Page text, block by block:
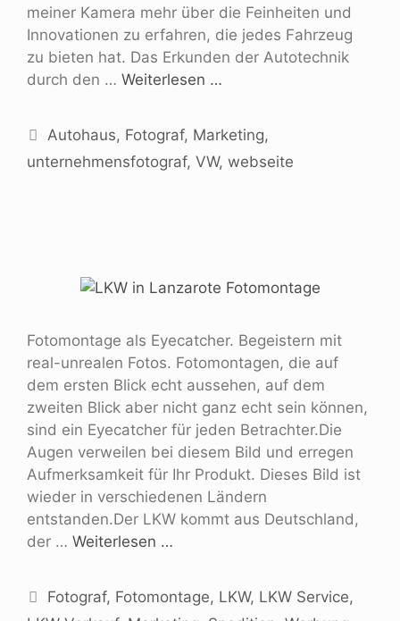
meiner Kamera mehr über die Feinheiten und
Innovationen zu erfahren, die jedes Fahrzeug
zu bieten hat. Das Erkunden der Autotechnik
durch den … Weiterlesen …
Autohaus, Fotograf, Marketing,
unternehmensfotograf, VW, webseite
Fotomontage als Eyecatcher. Begeistern mit
real-unrealen Fotos. Fotomontagen, die auf
dem ersten Blick echt aussehen, auf dem
zweiten Blick aber nicht ganz echt sein können,
sind ein Eyecatcher für jeden Betrachter.Die
Augen verweilen bei diesem Bild und erregen
Aufmerksamkeit für Ihr Produkt. Dieses Bild ist
wieder in verschiedenen Ländern
entstanden.Der LKW kommt aus Deutschland,
der … Weiterlesen …
Fotograf, Fotomontage, LKW, LKW Service,